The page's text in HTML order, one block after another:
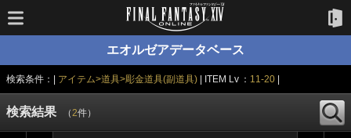
エオルゼアデータベース
検索条件：| アイテム>道具>彫金道具(副道具) | ITEM Lv ： 11-20
検索結果 （2件）